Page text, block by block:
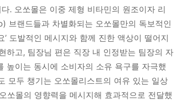
. 오쏘몰은 이중 제형 비타민의 원조이자 리
브랜드들과 차별화되는 오쏘몰만의 독보적인
’ 도발적인 메시지와 함께 진한 액상이 떨어지
하고, 팀장님 편은 직장 내 인정받는 팀장의 자
높이는 동시에 소비자의 소유 욕구를 자극했
모두 챙기는 오쏘몰리스트의 여유 있는 일상
쏘몰의 영향력을 메시지해 효과적으로 전달했